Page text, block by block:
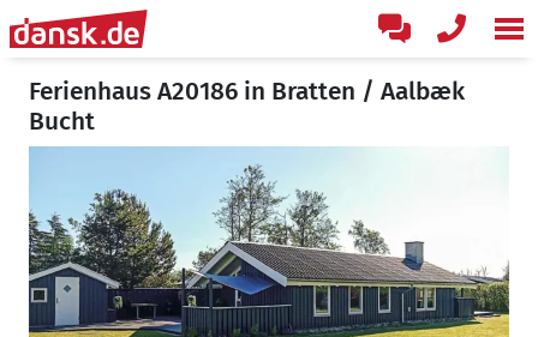
Ferienhaus A20186 in Bratten / Aalbæk
Bucht